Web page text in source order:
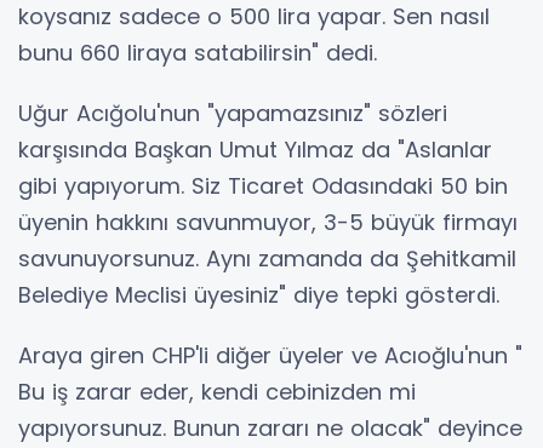
koysanız sadece o 500 lira yapar. Sen nasıl
bunu 660 liraya satabilirsin" dedi.
Uğur Acığolu'nun "yapamazsınız" sözleri
karşısında Başkan Umut Yılmaz da "Aslanlar
gibi yapıyorum. Siz Ticaret Odasındaki 50 bin
üyenin hakkını savunmuyor, 3-5 büyük firmayı
savunuyorsunuz. Aynı zamanda da Şehitkamil
Belediye Meclisi üyesiniz" diye tepki gösterdi.
Araya giren CHP'li diğer üyeler ve Acıoğlu'nun "
Bu iş zarar eder, kendi cebinizden mi
yapıyorsunuz. Bunun zararı ne olacak" deyince